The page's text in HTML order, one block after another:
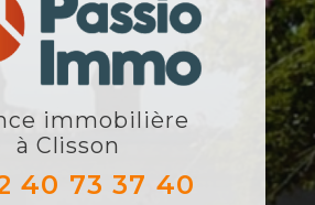
immobilière
à Clisson
40 73 37 40